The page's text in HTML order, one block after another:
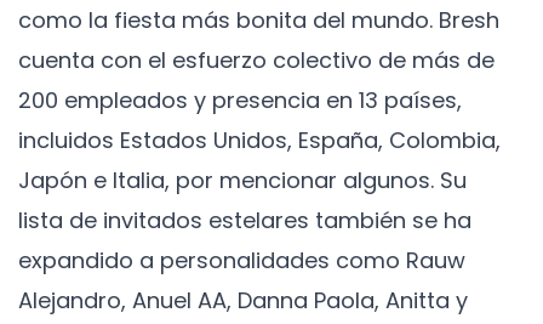
como la fiesta más bonita del mundo. Bresh
cuenta con el esfuerzo colectivo de más de
200 empleados y presencia en 13 países,
incluidos Estados Unidos, España, Colombia,
Japón e Italia, por mencionar algunos. Su
lista de invitados estelares también se ha
expandido a personalidades como Rauw
Alejandro, Anuel AA, Danna Paola, Anitta y